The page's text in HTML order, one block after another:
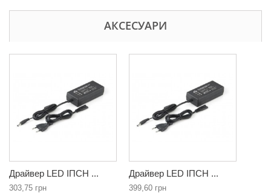
АКСЕСУАРИ
Драйвер LED ІПСН ...
303,75 грн
Драйвер LED ІПСН ...
399,60 грн